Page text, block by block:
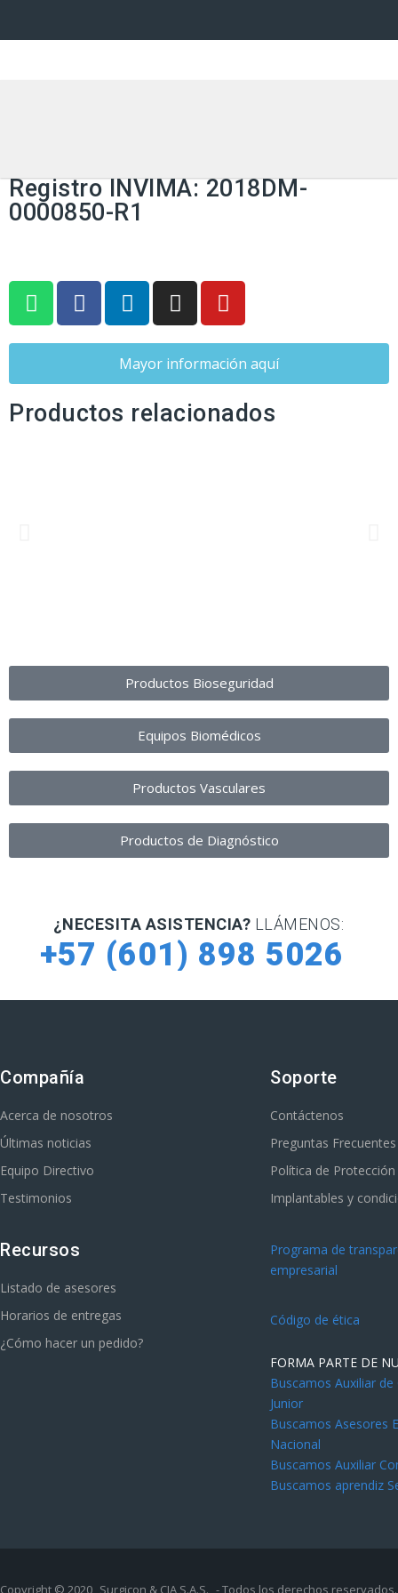
Registro INVIMA: 2018DM-
0000850-R1
Mayor información aquí
Productos relacionados
Productos Bioseguridad
Equipos Biomédicos
Productos Vasculares
Productos de Diagnóstico
¿NECESITA ASISTENCIA? LLÁMENOS:
+57 (601) 898 5026
Compañía
Acerca de nosotros
Últimas noticias
Equipo Directivo
Testimonios
Recursos
Listado de asesores
Horarios de entregas
¿Cómo hacer un pedido?
Soporte
Contáctenos
Preguntas Frecuentes
Política de
Implantables y
Programa de
empresarial
Código de ética
FORMA PARTE DE
Buscamos Auxiliar
Junior
Buscamos Asesores
Nacional
Buscamos Auxiliar
Buscamos aprendiz
Copyright © 2020 Surgicon & CIA S.A.S. - Todos los derechos reservados.